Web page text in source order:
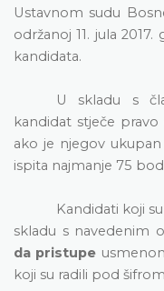
Ustavnom sudu
održanoj 11. jula
kandidata.
U skladu s
kandidat stječe
ako je njegov
ispita najmanje 75
Kandidati koji
skladu s navedenim
da pristupe
koji su radili pod